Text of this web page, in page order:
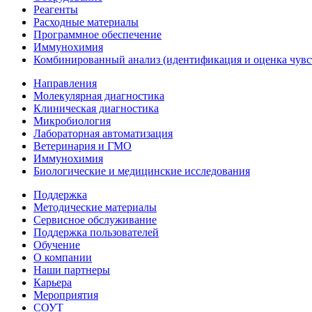
Реагенты
Расходные материалы
Программное обеспечение
Иммунохимия
Комбинированный анализ (идентификация и оценка
Направления
Молекулярная диагностика
Клиническая диагностика
Микробиология
Лабораторная автоматизация
Ветеринария и ГМО
Иммунохимия
Биологические и медицинские исследования
Поддержка
Методические материалы
Сервисное обслуживание
Поддержка пользователей
Обучение
О компании
Наши партнеры
Карьера
Мероприятия
СОУТ